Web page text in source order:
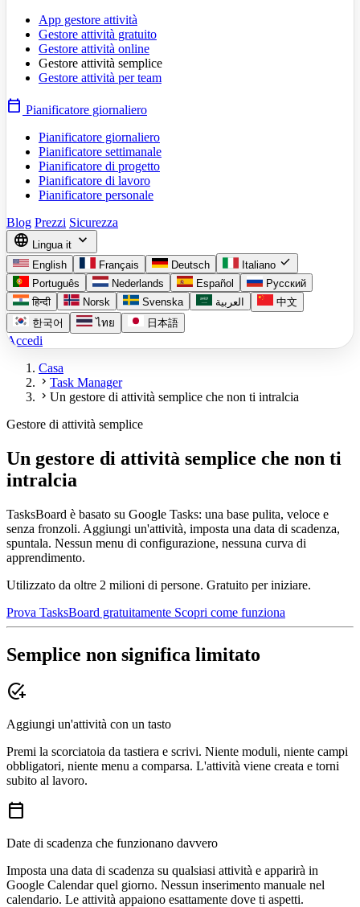
App gestore attività
Gestore attività gratuito
Gestore attività online
Gestore attività semplice
Gestore attività per team
calendar_today Pianificatore giornaliero
Pianificatore giornaliero
Pianificatore settimanale
Pianificatore di progetto
Pianificatore di lavoro
Pianificatore personale
Blog Prezzi Sicurezza
language Lingua it expand_more
English Français Deutsch Italiano check
Português Nederlands Español
Русский
हिन्दी
Norsk Svenska العربية
中文
한국어
ไทย 日本語
Accedi
Casa
chevron_right Task Manager
chevron_right Un gestore di attività semplice che non ti intralcia
Gestore di attività semplice
Un gestore di attività semplice che non ti
intralcia
TasksBoard è basato su Google Tasks: una base pulita, veloce e
senza fronzoli. Aggiungi un'attività, imposta una data di scadenza,
spuntala. Nessun menu di configurazione, nessuna curva di
apprendimento.
Utilizzato da oltre 2 milioni di persone. Gratuito per iniziare.
Prova TasksBoard gratuitamente Scopri come funziona
Semplice non significa limitato
add_task
Aggiungi un'attività con un tasto
Premi la scorciatoia da tastiera e scrivi. Niente moduli, niente campi
obbligatori, niente menu a comparsa. L'attività viene creata e torni
subito al lavoro.
calendar_today
Date di scadenza che funzionano davvero
Imposta una data di scadenza su qualsiasi attività e apparirà in
Google Calendar quel giorno. Nessun inserimento manuale nel
calendario. Le attività appaiono esattamente dove ti aspetti.